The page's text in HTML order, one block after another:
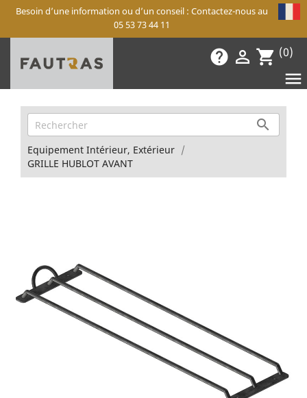
Besoin d’une information ou d’un conseil : Contactez-nous au
05 53 73 44 11
help  shopping_cart (0)


Equipement Intérieur, Extérieur
GRILLE HUBLOT AVANT